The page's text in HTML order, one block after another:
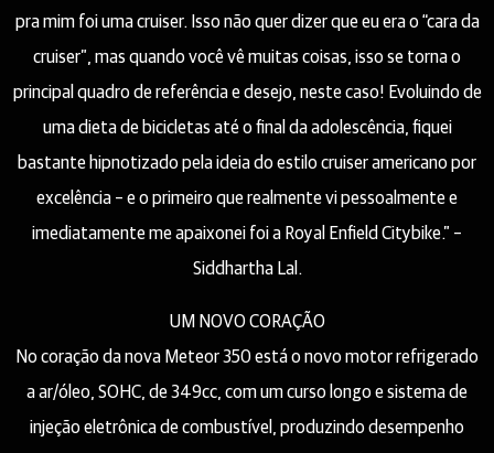
pra mim foi uma cruiser. Isso não quer dizer que eu era o “cara da
cruiser”, mas quando você vê muitas coisas, isso se torna o
principal quadro de referência e desejo, neste caso! Evoluindo de
uma dieta de bicicletas até o final da adolescência, fiquei
bastante hipnotizado pela ideia do estilo cruiser americano por
excelência – e o primeiro que realmente vi pessoalmente e
imediatamente me apaixonei foi a Royal Enfield Citybike.” –
Siddhartha Lal.
UM NOVO CORAÇÃO
No coração da nova Meteor 350 está o novo motor refrigerado
a ar/óleo, SOHC, de 349cc, com um curso longo e sistema de
injeção eletrônica de combustível, produzindo desempenho